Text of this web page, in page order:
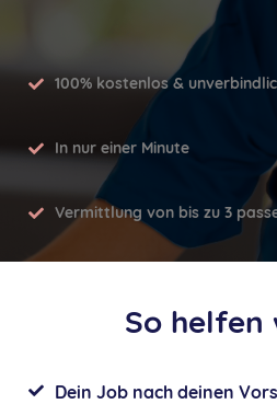
100% kostenlos &
In nur einer Minute
Vermittlung von bis zu 3
So helfen
Dein Job nach deinen